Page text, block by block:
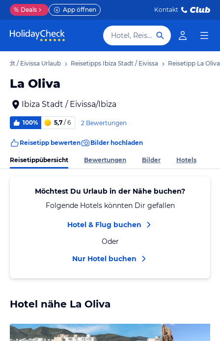
% Deals App öffnen Kontakt
Hotel, Reiseziel
/ Eivissa Urlaub Reisetipps Ibiza Stadt / Eivissa Reisetipp La Oliva
La Oliva
Ibiza Stadt / Eivissa/Ibiza
100% 5,7 / 6 2 Bewertungen
Reisetipp bewerten Bilder hochladen
Reisetippübersicht Bewertungen Bilder Hotels
Möchtest Du Urlaub in der Nähe buchen?
Folgende Hotels könnten Dir gefallen
Hotel & Flug buchen
Oder
Nur Hotel buchen
Hotel nähe La Oliva